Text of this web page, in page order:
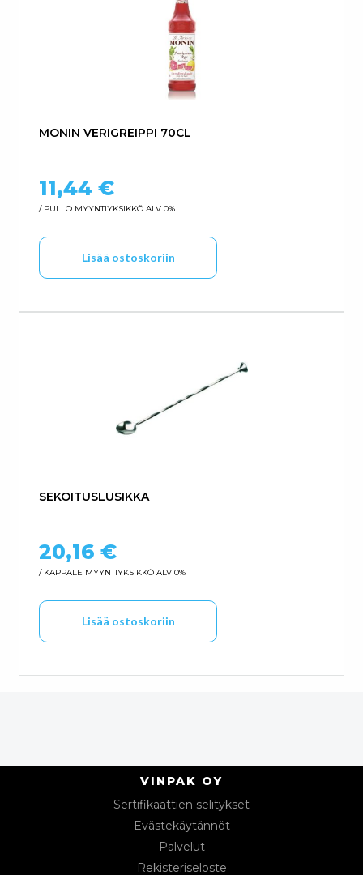
MONIN VERIGREIPPI 70CL
11,44 €
/ PULLO MYYNTIYKSIKKÖ ALV 0%
Lisää ostoskoriin
SEKOITUSLUSIKKA
20,16 €
/ KAPPALE MYYNTIYKSIKKÖ ALV 0%
Lisää ostoskoriin
VINPAK OY
Sertifikaattien selitykset
Evästekäytännöt
Palvelut
Rekisteriseloste